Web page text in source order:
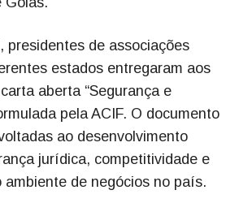
presidentes de associações
estados entregaram aos
aberta “Segurança e
pela ACIF. O documento
ao desenvolvimento
jurídica, competitividade e
de negócios no país.